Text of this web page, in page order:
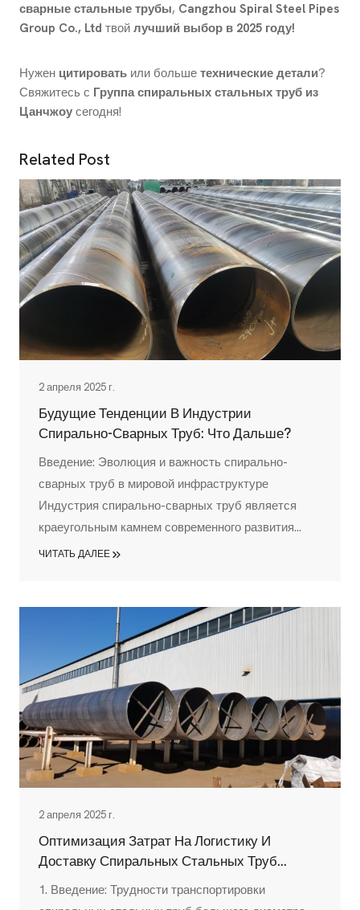
сварные стальные трубы, Cangzhou Spiral Steel Pipes
Group Co., Ltd твой лучший выбор в 2025 году!
Нужен цитировать или больше технические детали?
Свяжитесь с Группа спиральных стальных труб из
Цанчжоу сегодня!
Related Post
2 апреля 2025 г.
Будущие Тенденции В Индустрии
Спирально-Сварных Труб: Что Дальше?
Введение: Эволюция и важность спирально-
сварных труб в мировой инфраструктуре
Индустрия спирально-сварных труб является
краеугольным камнем современного развития
инфраструктуры, обеспечивая важнейшие
своего появления эти важнейшие компоненты
претерпели значительную эволюцию,
превратившись из примитивных трубопроводов в
сложные...
ЧИТАТЬ ДАЛЕЕ
2 апреля 2025 г.
Оптимизация Затрат На Логистику И
Доставку Спиральных Стальных Труб
Большого Диаметра: Полное Руководство
1. Введение: Трудности транспортировки